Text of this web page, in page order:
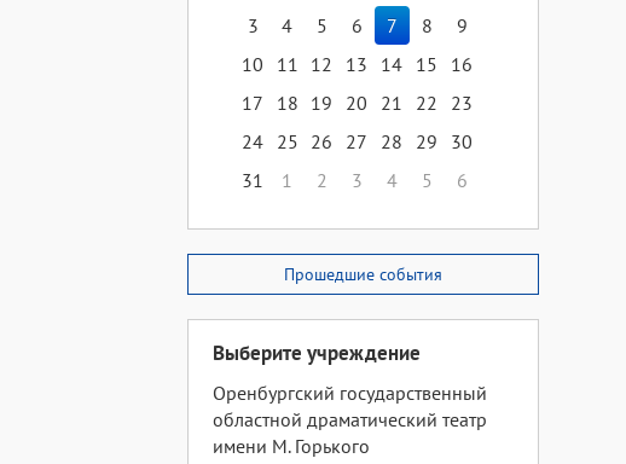
3
4 5 6 7 8
9
10
11 12 13 14 15
16
17
18 19 20 21 22
23
24 25 26 27 28 29
30
31
1 2 3 4 5 6
Прошедшие события
Выберите учреждение
Оренбургский государственный
областной драматический театр
имени М. Горького